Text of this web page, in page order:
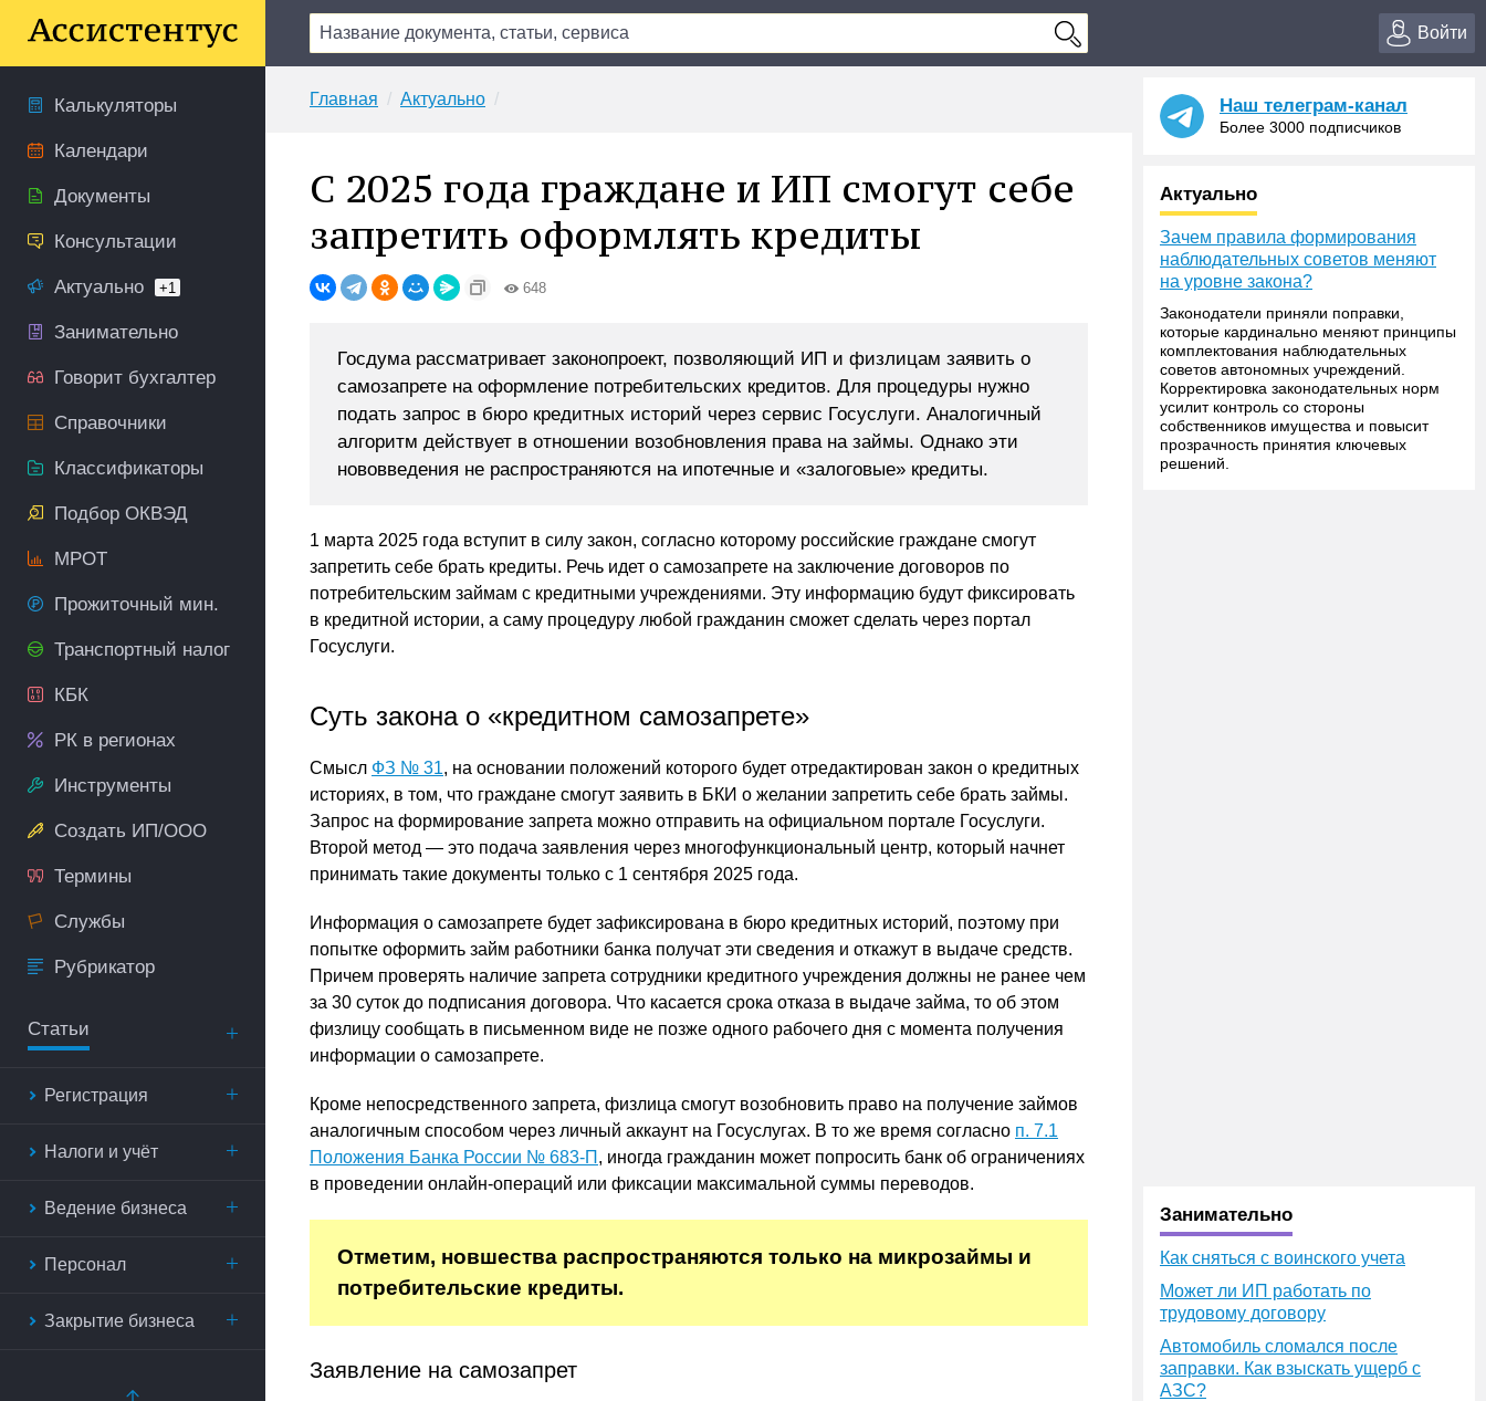
Войти
Калькуляторы
Календари
Документы
Консультации
Актуально +1
Занимательно
Говорит бухгалтер
Справочники
Классификаторы
Подбор ОКВЭД
МРОТ
Прожиточный мин.
Транспортный налог
КБК
РК в регионах
Инструменты
Создать ИП/ООО
Термины
Службы
Рубрикатор
Статьи
Регистрация
Налоги и учёт
Ведение бизнеса
Персонал
Закрытие бизнеса
Главная Актуально
С 2025 года граждане и ИП смогут себе
запретить оформлять кредиты
648
Госдума рассматривает законопроект, позволяющий ИП и физлицам заявить о
самозапрете на оформление потребительских кредитов. Для процедуры нужно
подать запрос в бюро кредитных историй через сервис Госуслуги. Аналогичный
алгоритм действует в отношении возобновления права на займы. Однако эти
нововведения не распространяются на ипотечные и «залоговые» кредиты.
1 марта 2025 года вступит в силу закон, согласно которому российские граждане смогут
запретить себе брать кредиты. Речь идет о самозапрете на заключение договоров по
потребительским займам с кредитными учреждениями. Эту информацию будут фиксировать
в кредитной истории, а саму процедуру любой гражданин сможет сделать через портал
Госуслуги.
Суть закона о «кредитном самозапрете»
Смысл ФЗ № 31, на основании положений которого будет отредактирован закон о кредитных
историях, в том, что граждане смогут заявить в БКИ о желании запретить себе брать займы.
Запрос на формирование запрета можно отправить на официальном портале Госуслуги.
Второй метод — это подача заявления через многофункциональный центр, который начнет
принимать такие документы только с 1 сентября 2025 года.
Информация о самозапрете будет зафиксирована в бюро кредитных историй, поэтому при
попытке оформить займ работники банка получат эти сведения и откажут в выдаче средств.
Причем проверять наличие запрета сотрудники кредитного учреждения должны не ранее чем
за 30 суток до подписания договора. Что касается срока отказа в выдаче займа, то об этом
физлицу сообщать в письменном виде не позже одного рабочего дня с момента получения
информации о самозапрете.
Кроме непосредственного запрета, физлица смогут возобновить право на получение займов
аналогичным способом через личный аккаунт на Госуслугах. В то же время согласно п. 7.1
Положения Банка России № 683-П , иногда гражданин может попросить банк об ограничениях
в проведении онлайн-операций или фиксации максимальной суммы переводов.
Отметим, новшества распространяются только на микрозаймы и
потребительские кредиты.
Заявление на самозапрет
Наш телеграм-канал
Более 3000 подписчиков
Актуально
Зачем правила формирования
наблюдательных советов меняют
на уровне закона?
Законодатели приняли поправки,
которые кардинально меняют принципы
комплектования наблюдательных
советов автономных учреждений.
Корректировка законодательных норм
усилит контроль со стороны
собственников имущества и повысит
прозрачность принятия ключевых
решений.
Занимательно
Как сняться с воинского учета
Может ли ИП работать по
трудовому договору
Автомобиль сломался после
заправки. Как взыскать ущерб с
АЗС?